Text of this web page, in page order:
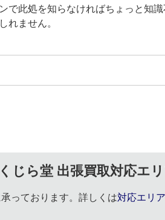
で此処を知らなければちょっと知
れません。
くじら堂 出張買取対応エ
っております。詳しくは対応エリア